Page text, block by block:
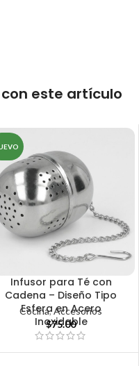
este artículo
Infusor para Té con
Cadena – Diseño Tipo
Esfera en Acero
Inoxidable
Cocina,Accesorios
$75.00